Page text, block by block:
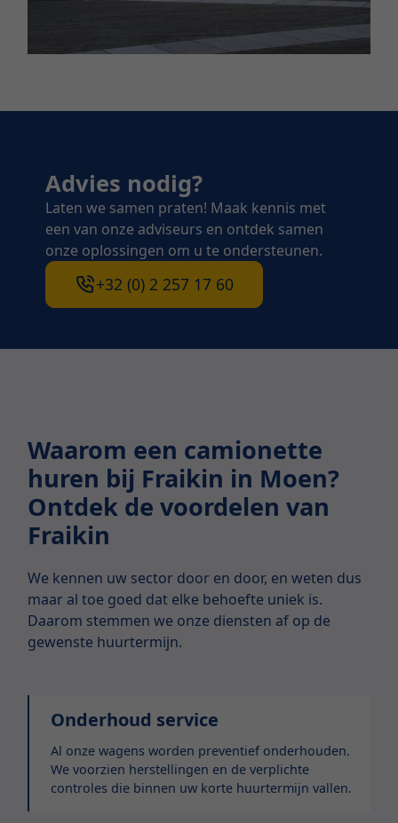
Advies nodig?
Laten we samen praten! Maak kennis met
een van onze adviseurs en ontdek samen
onze oplossingen om u te ondersteunen.
+32 (0) 2 257 17 60
Waarom een camionette
huren bij Fraikin in Moen?
Ontdek de voordelen van
Fraikin
We kennen uw sector door en door, en weten dus
maar al toe goed dat elke behoefte uniek is.
Daarom stemmen we onze diensten af op de
gewenste huurtermijn.
Onderhoud service
Al onze wagens worden preventief onderhouden.
We voorzien herstellingen en de verplichte
controles die binnen uw korte huurtermijn vallen.